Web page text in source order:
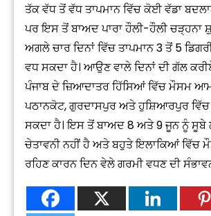
ਤੱਕ ਵੱਧ ਤੋਂ ਵੱਧ ਤਾਪਮਾਨ ਵਿੱਚ ਕੋਈ ਵੱਡਾ
ਪਰ ਇਸ ਤੋਂ ਬਾਅਦ ਪਾਰਾ ਹੌਲੀ-ਹੌਲੀ ਚੜ੍ਹਨਾ
ਅਗਲੇ ਚਾਰ ਦਿਨਾਂ ਵਿੱਚ ਤਾਪਮਾਨ 3 ਤੋਂ 5
ਵਧ ਸਕਦਾ ਹੈ। ਆਉਣ ਵਾਲੇ ਦਿਨਾਂ ਦੀ ਗੱਲ
ਪੰਜਾਬ ਦੇ ਜ਼ਿਆਦਾਤਰ ਹਿੱਸਿਆਂ ਵਿੱਚ ਮੌਸਮ
ਪਠਾਨਕੋਟ, ਗੁਰਦਾਸਪੁਰ ਅਤੇ ਹੁਸ਼ਿਆਰਪੁਰ ਵਿੱਚ
ਸਕਦਾ ਹੈ। ਇਸ ਤੋਂ ਬਾਅਦ 8 ਅਤੇ 9 ਜੂਨ ਨੂੰ
ਚੇਤਾਵਨੀ ਨਹੀਂ ਹੈ ਅਤੇ ਬਹੁਤੇ ਇਲਾਕਿਆਂ ਵਿੱਚ
ਰਹਿਣ ਕਾਰਨ ਦਿਨ ਵੇਲੇ ਗਰਮੀ ਵਧਣ ਦੀ